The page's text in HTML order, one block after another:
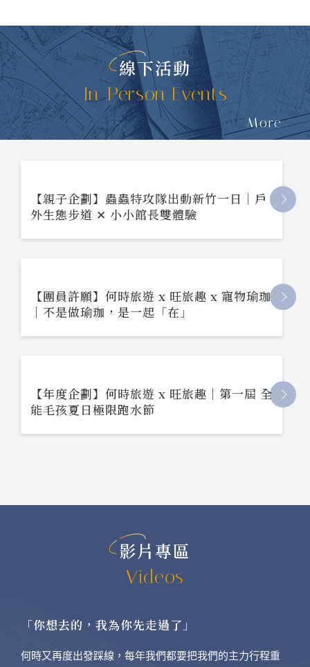
線下活動
In-Person Events
More
【親子企劃】蟲蟲特攻隊出動新竹一日｜戶
外生態步道 ✕ 小小館長雙體驗
【團員許願】何時旅遊 x 旺旅趣 x 寵物瑜珈
｜不是做瑜珈，是一起「在」
【年度企劃】何時旅遊 x 旺旅趣｜第一屆 全
能毛孩夏日極限跑水節
影片專區
Videos
「你想去的，我為你先走過了」
何時又再度出發踩線，每年我們都要把我們的主力行程重